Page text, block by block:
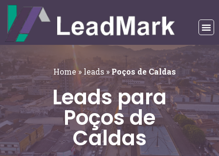
Home» leads» Poços de Caldas
Leads para
Poços de
Caldas